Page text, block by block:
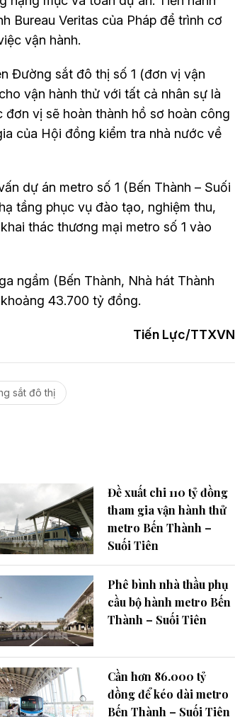
Bureau Veritas của Pháp để trình cơ
vận hành.
Đường sắt đô thị số 1 (đơn vị vận
vận hành thử với tất cả nhân sự là
vị sẽ hoàn thành hồ sơ hoàn công
của Hội đồng kiểm tra nhà nước về
dự án metro số 1 (Bến Thành – Suối
tầng phục vụ đào tạo, nghiệm thu,
thác thương mại metro số 1 vào
ngầm (Bến Thành, Nhà hát Thành
43.700 tỷ đồng.
Tiến Lực/TTXVN
sắt đô thị
Đề xuất chi 110 tỷ đồng
tham gia vận hành thử
metro Bến Thành –
Suối Tiên
Phê bình nhà thầu phụ
cầu bộ hành metro Bến
Thành – Suối Tiên
Cần hơn 86.000 tỷ
đồng để kéo dài metro
Bến Thành – Suối Tiên